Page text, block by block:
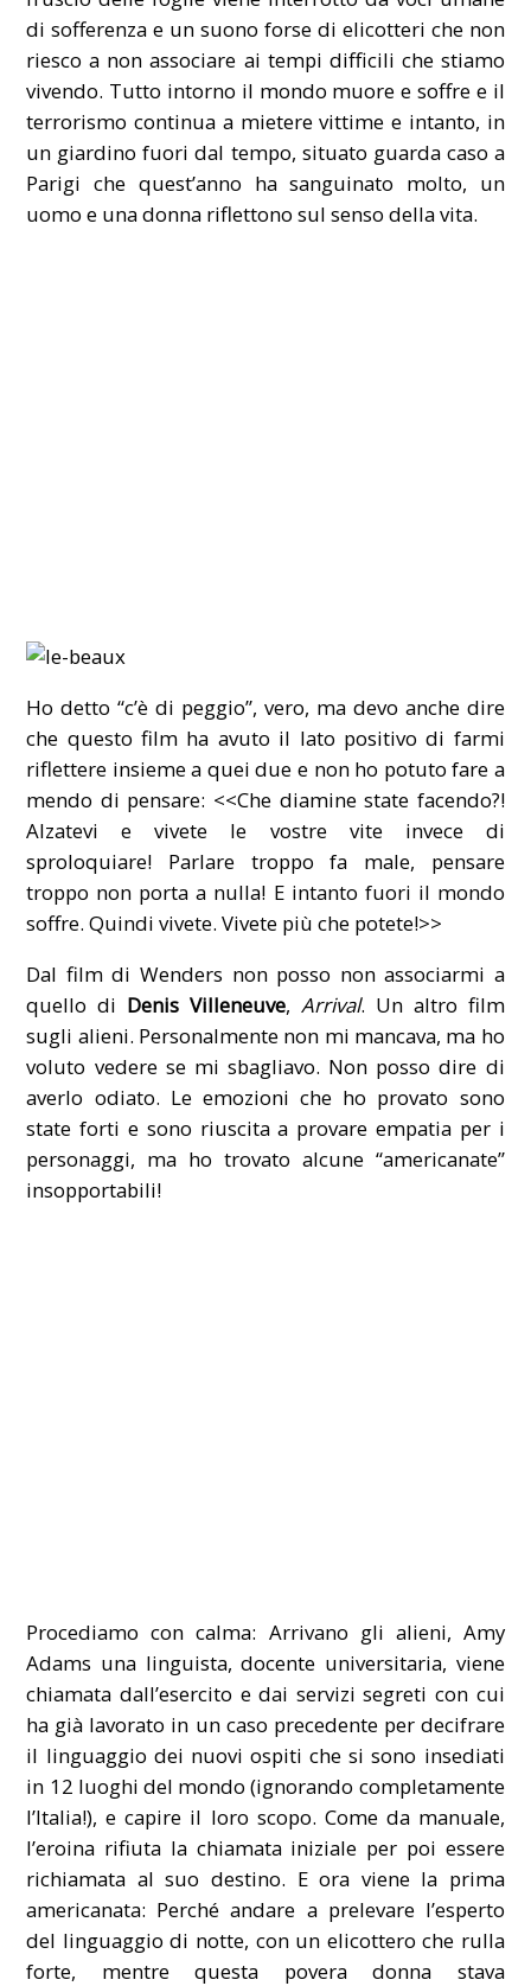
di sofferenza e un suono forse di elicotteri che non
riesco a non associare ai tempi difficili che stiamo
vivendo. Tutto intorno il mondo muore e soffre e il
terrorismo continua a mietere vittime e intanto, in
un giardino fuori dal tempo, situato guarda caso a
Parigi che quest’anno ha sanguinato molto, un
uomo e una donna riflettono sul senso della vita.
Ho detto “c’è di peggio”, vero, ma devo anche dire
che questo film ha avuto il lato positivo di farmi
riflettere insieme a quei due e non ho potuto fare a
mendo di pensare: <<Che diamine state facendo?!
Alzatevi e vivete le vostre vite invece di
sproloquiare! Parlare troppo fa male, pensare
troppo non porta a nulla! E intanto fuori il mondo
soffre. Quindi vivete. Vivete più che potete!>>
Dal film di Wenders non posso non associarmi a
quello di Denis Villeneuve, Arrival. Un altro film
sugli alieni. Personalmente non mi mancava, ma ho
voluto vedere se mi sbagliavo. Non posso dire di
averlo odiato. Le emozioni che ho provato sono
state forti e sono riuscita a provare empatia per i
personaggi, ma ho trovato alcune “americanate”
insopportabili!
Procediamo con calma: Arrivano gli alieni, Amy
Adams una linguista, docente universitaria, viene
chiamata dall’esercito e dai servizi segreti con cui
ha già lavorato in un caso precedente per decifrare
il linguaggio dei nuovi ospiti che si sono insediati
in 12 luoghi del mondo (ignorando completamente
l’Italia!), e capire il loro scopo. Come da manuale,
l’eroina rifiuta la chiamata iniziale per poi essere
richiamata al suo destino. E ora viene la prima
americanata: Perché andare a prelevare l’esperto
del linguaggio di notte, con un elicottero che rulla
forte, mentre questa povera donna stava